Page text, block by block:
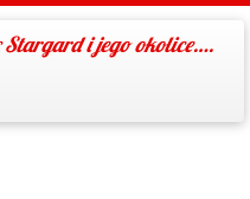
Stargard i jego okolice….